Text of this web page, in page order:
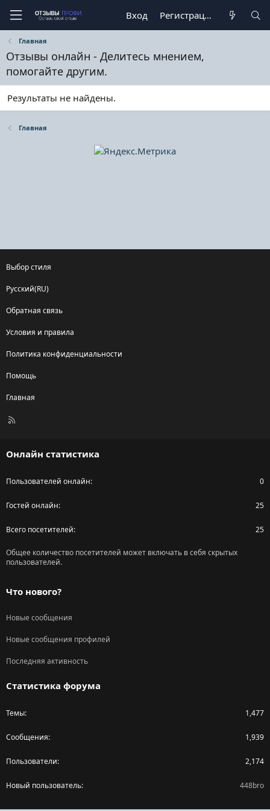
Вход Регистрация
Главная
Отзывы онлайн - Делитесь мнением,
помогайте другим.
Результаты не найдены.
Главная
Выбор стиля
Русский(RU)
Обратная связь
Условия и правила
Политика конфиденциальности
Помощь
Главная
R
Онлайн статистика
Пользователей онлайн 0
Гостей онлайн 25
Всего посетителей 25
Общее количество посетителей может включать в себя скрытых
пользователей.
Что нового?
Новые сообщения
Новые сообщения профилей
Последняя активность
Статистика форума
Темы 1,477
Сообщения 1,939
Пользователи 2,174
Новый пользователь 448bro